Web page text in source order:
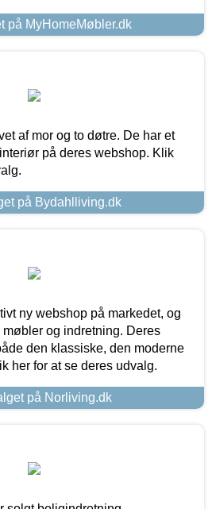
på MyHomeMøbler.dk
af mor og to døtre. De har et
på deres webshop. Klik
på Bydahlliving.dk
ny webshop på markedet, og
og indretning. Deres
den klassiske, den moderne
her for at se deres udvalg.
på Norliving.dk